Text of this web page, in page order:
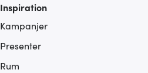
Inspiration
Kampanjer
Presenter
Rum